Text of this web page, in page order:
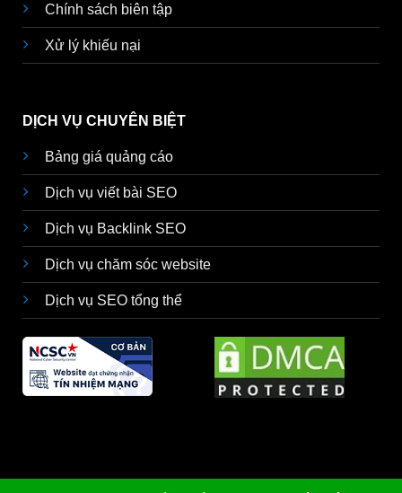
Chính sách biên tập
Xử lý khiếu nại
DỊCH VỤ CHUYÊN BIỆT
Bảng giá quảng cáo
Dịch vụ viết bài SEO
Dịch vụ Backlink SEO
Dịch vụ chăm sóc website
Dịch vụ SEO tổng thể